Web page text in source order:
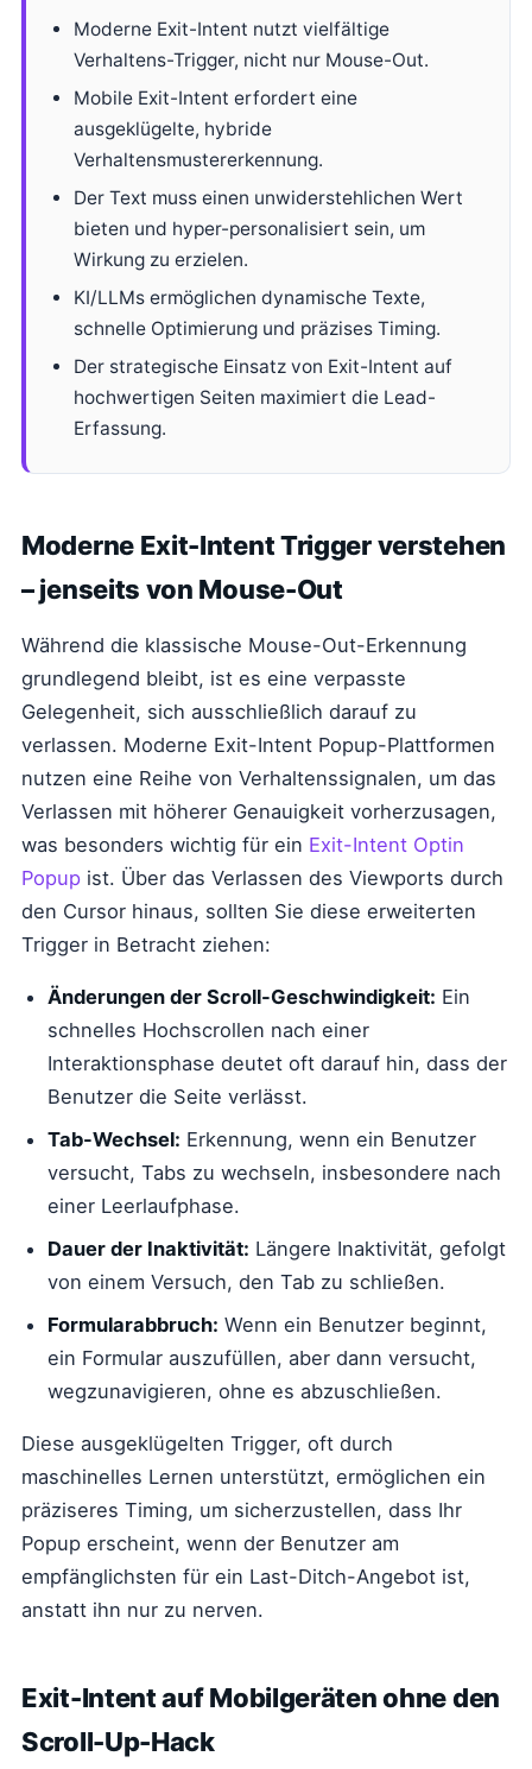
Moderne Exit-Intent nutzt vielfältige
Verhaltens-Trigger, nicht nur Mouse-Out.
Mobile Exit-Intent erfordert eine
ausgeklügelte, hybride
Verhaltensmustererkennung.
Der Text muss einen unwiderstehlichen Wert
bieten und hyper-personalisiert sein, um
Wirkung zu erzielen.
KI/LLMs ermöglichen dynamische Texte,
schnelle Optimierung und präzises Timing.
Der strategische Einsatz von Exit-Intent auf
hochwertigen Seiten maximiert die Lead-
Erfassung.
Moderne Exit-Intent Trigger verstehen
– jenseits von Mouse-Out
Während die klassische Mouse-Out-Erkennung
grundlegend bleibt, ist es eine verpasste
Gelegenheit, sich ausschließlich darauf zu
verlassen. Moderne Exit-Intent Popup-Plattformen
nutzen eine Reihe von Verhaltenssignalen, um das
Verlassen mit höherer Genauigkeit vorherzusagen,
was besonders wichtig für ein Exit-Intent Optin
Popup ist. Über das Verlassen des Viewports durch
den Cursor hinaus, sollten Sie diese erweiterten
Trigger in Betracht ziehen:
Änderungen der Scroll-Geschwindigkeit: Ein
schnelles Hochscrollen nach einer
Interaktionsphase deutet oft darauf hin, dass der
Benutzer die Seite verlässt.
Tab-Wechsel: Erkennung, wenn ein Benutzer
versucht, Tabs zu wechseln, insbesondere nach
einer Leerlaufphase.
Dauer der Inaktivität: Längere Inaktivität, gefolgt
von einem Versuch, den Tab zu schließen.
Formularabbruch: Wenn ein Benutzer beginnt,
ein Formular auszufüllen, aber dann versucht,
wegzunavigieren, ohne es abzuschließen.
Diese ausgeklügelten Trigger, oft durch
maschinelles Lernen unterstützt, ermöglichen ein
präziseres Timing, um sicherzustellen, dass Ihr
Popup erscheint, wenn der Benutzer am
empfänglichsten für ein Last-Ditch-Angebot ist,
anstatt ihn nur zu nerven.
Exit-Intent auf Mobilgeräten ohne den
Scroll-Up-Hack